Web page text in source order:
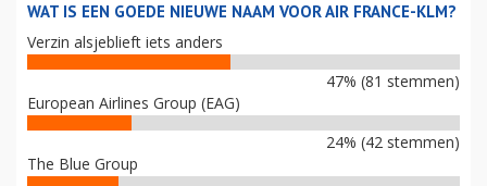
WAT IS EEN GOEDE NIEUWE NAAM VOOR AIR FRANCE-KLM?
Verzin alsjeblieft iets anders
47% (81 stemmen)
European Airlines Group (EAG)
24% (42 stemmen)
The Blue Group